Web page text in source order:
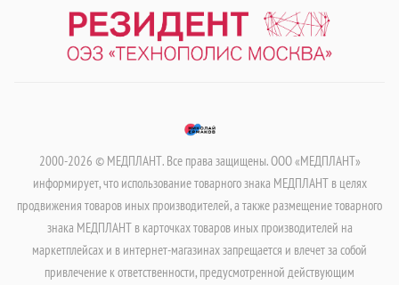
2000-2026 © МЕДПЛАНТ. Все права защищены. ООО «МЕДПЛАНТ»
информирует, что использование товарного знака МЕДПЛАНТ в целях
продвижения товаров иных производителей, а также размещение товарного
знака МЕДПЛАНТ в карточках товаров иных производителей на
маркетплейсах и в интернет-магазинах запрещается и влечет за собой
привлечение к ответственности, предусмотренной действующим